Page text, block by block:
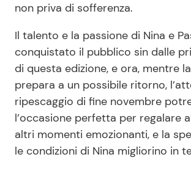
non priva di sofferenza.
Il talento e la passione di Nina e
conquistato il pubblico sin dalle
di questa edizione, e ora, mentre
prepara a un possibile ritorno,
ripescaggio di fine novembre
l’occasione perfetta per regalare
altri momenti emozionanti, e la
le condizioni di Nina migliorino in